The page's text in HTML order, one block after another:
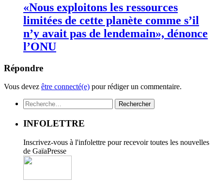
«Nous exploitons les ressources
limitées de cette planète comme s’il
n’y avait pas de lendemain», dénonce
l’ONU
Répondre
Vous devez être connecté(e) pour rédiger un commentaire.
Rechercher :
INFOLETTRE
Inscrivez-vous à l'infolettre pour recevoir toutes les nouvelles
de GaïaPresse